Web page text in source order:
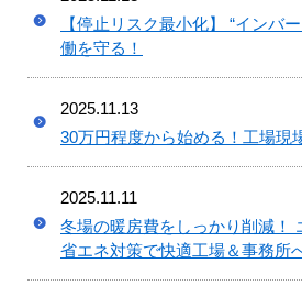
【停止リスク最小化】 “インバ
働を守る！
2025.11.13
30万円程度から始める！工場現
2025.11.11
冬場の暖房費をしっかり削減！
省エネ対策で快適工場＆事務所